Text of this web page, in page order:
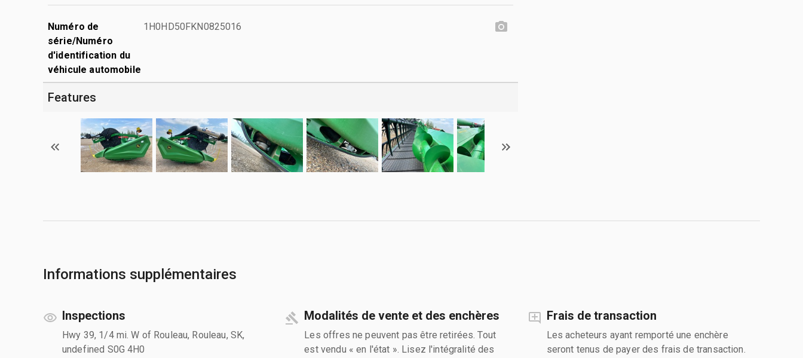
Numéro de
série/Numéro
d'identification du
véhicule automobile
1H0HD50FKN0825016
Features
Informations supplémentaires
Inspections
Hwy 39, 1/4 mi. W of Rouleau, Rouleau, SK,
undefined S0G 4H0
Modalités de vente et des enchères
Les offres ne peuvent pas être retirées. Tout
est vendu « en l'état ». Lisez l'intégralité des
Frais de transaction
Les acheteurs ayant remporté une enchère
seront tenus de payer des frais de transaction.